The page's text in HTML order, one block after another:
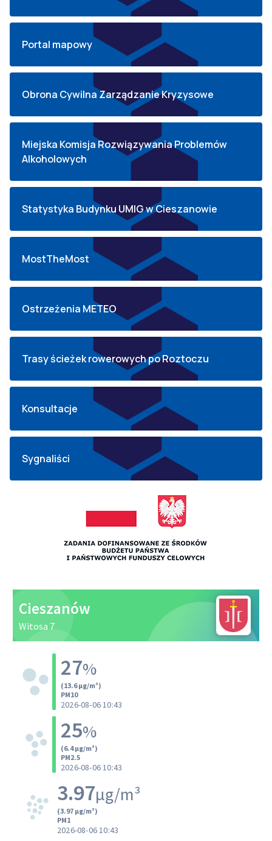
Portal mapowy
Obrona Cywilna Zarządzanie Kryzysowe
Miejska Komisja Rozwiązywania Problemów
Alkoholowych
Statystyka Budynku UMIG w Cieszanowie
MostTheMost
Ostrzeżenia METEO
Trasy ścieżek rowerowych po Roztoczu
Konsultacje
Sygnaliści